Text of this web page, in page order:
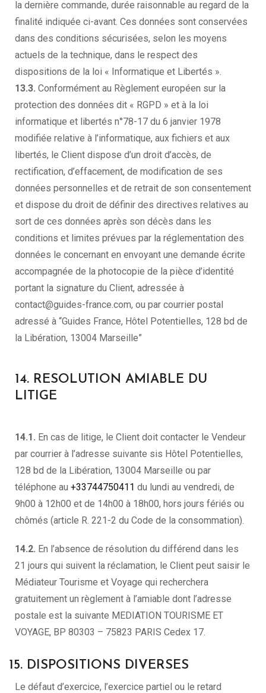
la dernière commande, durée raisonnable au regard de la
finalité indiquée ci-avant. Ces données sont conservées
dans des conditions sécurisées, selon les moyens
actuels de la technique, dans le respect des
dispositions de la loi « Informatique et Libertés ».
13.3. Conformément au Règlement européen sur la
protection des données dit « RGPD » et à la loi
informatique et libertés n°78-17 du 6 janvier 1978
modifiée relative à l’informatique, aux fichiers et aux
libertés, le Client dispose d’un droit d’accès, de
rectification, d’effacement, de modification de ses
données personnelles et de retrait de son consentement
et dispose du droit de définir des directives relatives au
sort de ces données après son décès dans les
conditions et limites prévues par la réglementation des
données le concernant en envoyant une demande écrite
accompagnée de la photocopie de la pièce d’identité
portant la signature du Client, adressée à
contact@guides-france.com, ou par courrier postal
adressé à “Guides France, Hôtel Potentielles, 128 bd de
la Libération, 13004 Marseille”
14. RESOLUTION AMIABLE DU
LITIGE
14.1. En cas de litige, le Client doit contacter le Vendeur
par courrier à l’adresse suivante sis Hôtel Potentielles,
128 bd de la Libération, 13004 Marseille ou par
téléphone au +33744750411 du lundi au vendredi, de
9h00 à 12h00 et de 14h00 à 18h00, hors jours fériés ou
chômés (article R. 221-2 du Code de la consommation).
14.2. En l’absence de résolution du différend dans les
21 jours qui suivent la réclamation, le Client peut saisir le
Médiateur Tourisme et Voyage qui recherchera
gratuitement un règlement à l’amiable dont l’adresse
postale est la suivante MEDIATION TOURISME ET
VOYAGE, BP 80303 – 75823 PARIS Cedex 17.
15. DISPOSITIONS DIVERSES
Le défaut d’exercice, l’exercice partiel ou le retard